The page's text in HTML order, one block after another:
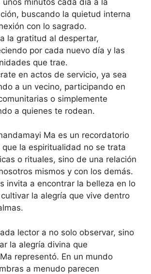
buscando la quietud interna
con lo sagrado.
la gratitud al despertar,
por cada nuevo día y las
que trae.
en actos de servicio, ya sea
a un vecino, participando en
o simplemente
a quienes te rodean.
Ma es un recordatorio
la espiritualidad no se trata
o rituales, sino de una relación
mismos y con los demás.
invita a encontrar la belleza en lo
la alegría que vive dentro
lector a no solo observar, sino
la alegría divina que
representó. En un mundo
a menudo parecen